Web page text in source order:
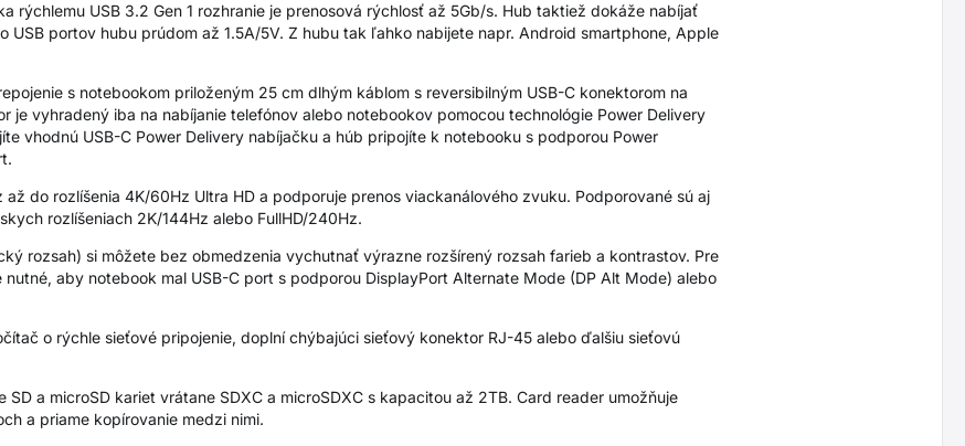
rýchlemu USB 3.2 Gen 1 rozhranie je prenosová rýchlosť až 5Gb/s. Hub taktiež dokáže nabíjať
USB portov hubu prúdom až 1.5A/5V. Z hubu tak ľahko nabijete napr. Android smartphone, Apple
s notebookom priloženým 25 cm dlhým káblom s reversibilným USB-C konektorom na
je vyhradený iba na nabíjanie telefónov alebo notebookov pomocou technológie Power Delivery
vhodnú USB-C Power Delivery nabíjačku a húb pripojíte k notebooku s podporou Power
do rozlíšenia 4K/60Hz Ultra HD a podporuje prenos viackanálového zvuku. Podporované sú aj
rozlíšeniach 2K/144Hz alebo FullHD/240Hz.
rozsah) si môžete bez obmedzenia vychutnať výrazne rozšírený rozsah farieb a kontrastov. Pre
aby notebook mal USB-C port s podporou DisplayPort Alternate Mode (DP Alt Mode) alebo
o rýchle sieťové pripojenie, doplní chýbajúci sieťový konektor RJ-45 alebo ďalšiu sieťovú
a microSD kariet vrátane SDXC a microSDXC s kapacitou až 2TB. Card reader umožňuje
a priame kopírovanie medzi nimi.